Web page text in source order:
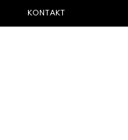
KONTAKT